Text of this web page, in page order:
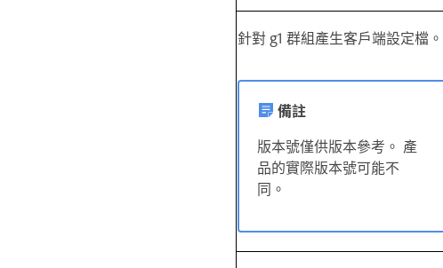
針對 g1 群組產生客戶端設定檔。
備註
版本號僅供版本參考。 產
品的實際版本號可能不
同。